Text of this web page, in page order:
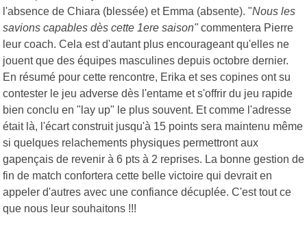
l'absence de Chiara (blessée) et Emma (absente). "Nous les
savions capables dès cette 1ere saison"commentera Pierre
leur coach. Cela est d'autant plus encourageant qu'elles ne
jouent que des équipes masculines depuis octobre dernier.
En résumé pour cette rencontre, Erika et ses copines ont su
contester le jeu adverse dès l'entame et s'offrir du jeu rapide
bien conclu en "lay up" le plus souvent. Et comme l'adresse
était là, l'écart construit jusqu'à 15 points sera maintenu même
si quelques relachements physiques permettront aux
gapençais de revenir à 6 pts à 2 reprises. La bonne gestion de
fin de match confortera cette belle victoire qui devrait en
appeler d'autres avec une confiance décuplée. C'est tout ce
que nous leur souhaitons !!!